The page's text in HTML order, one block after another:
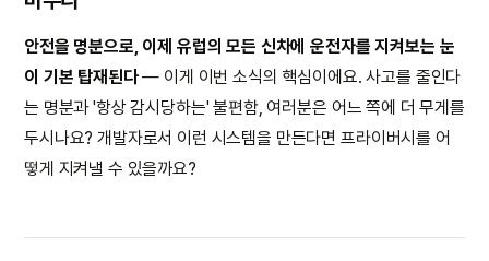
안전을 명분으로, 이제 유럽의 모든 신차에 운전자를 지켜보는 눈
이 기본 탑재된다— 이게 이번 소식의 핵심이에요. 사고를 줄인다
는 명분과 '항상 감시당하는' 불편함, 여러분은 어느 쪽에 더 무게를
두시나요? 개발자로서 이런 시스템을 만든다면 프라이버시를 어
떻게 지켜낼 수 있을까요?